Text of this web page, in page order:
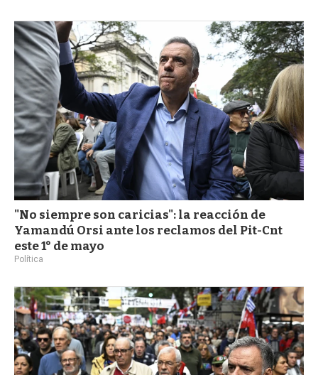
"No siempre son caricias": la reacción de
Yamandú Orsi ante los reclamos del Pit-Cnt
este 1° de mayo
Política